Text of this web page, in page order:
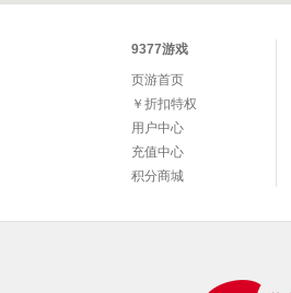
9377游戏
页游首页
￥折扣特权
用户中心
充值中心
积分商城